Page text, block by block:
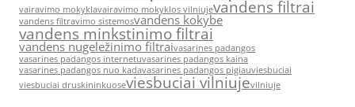
vairavimo mokyklavairavimo mokyklos vilniujevandens filtrai
vandens filtravimo sistemosvandens kokybe
vandens minkstinimo filtrai
vandens nugeležinimo filtraivasarines padangos
vasarines padangos internetuvasarines padangos kaina
vasarines padangos nuo kadavasarines padangos pigiauviesbuciai
viesbuciai druskininkuoseviesbuciai vilniujevilniuje